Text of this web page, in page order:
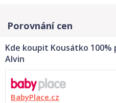
Porovnání cen
Kde koupit Kousátko
Alvin
BabyPlace.cz